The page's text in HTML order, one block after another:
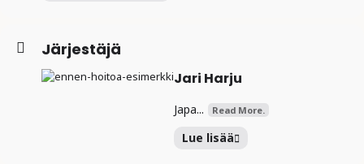
Järjestäjä
Jari Harju
Japa... Read More.
Lue lisää